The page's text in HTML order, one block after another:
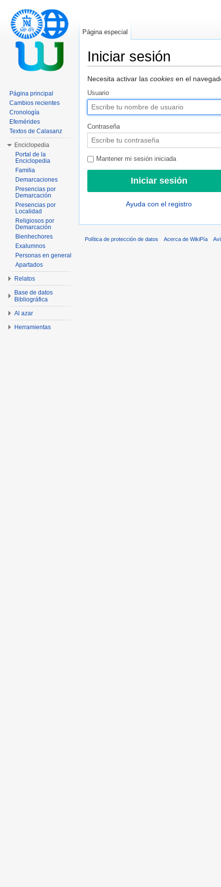
Iniciar sesión
Necesita activar las cookies en el
Usuario
Contraseña
Mantener mi sesión iniciada
Ayuda con el registro
Página especial
Página principal
Cambios recientes
Cronología
Efemérides
Textos de Calasanz
Enciclopedia
Portal de la
Enciclopedia
Familia
Demarcaciones
Presencias por
Demarcación
Presencias por
Localidad
Religiosos por
Demarcación
Bienhechores
Exalumnos
Personas en general
Apartados
Relatos
Base de datos
Bibliográfica
Al azar
Herramientas
Política de protección de datos Acerca de WikiPía